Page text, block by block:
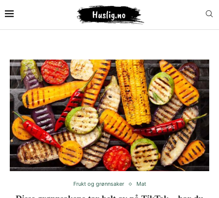
Frukt og grønnsaker Mat